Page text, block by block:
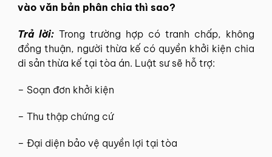
vào văn bản phân chia thì sao?
Trả lời: Trong trường hợp có tranh chấp, không
đồng thuận, người thừa kế có quyền khởi kiện chia
di sản thừa kế tại tòa án. Luật sư sẽ hỗ trợ:
– Soạn đơn khởi kiện
– Thu thập chứng cứ
– Đại diện bảo vệ quyền lợi tại tòa